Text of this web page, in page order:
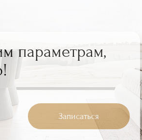
параметрам,
Записаться